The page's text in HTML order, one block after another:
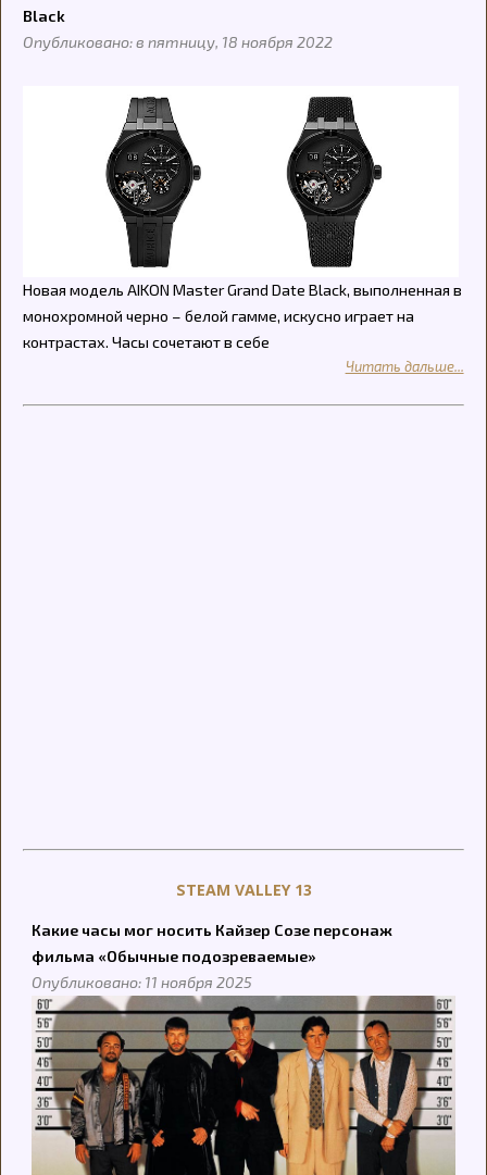
Black
Опубликовано: в пятницу, 18 ноября 2022
Новая модель AIKON Master Grand Date Black, выполненная в
монохромной черно – белой гамме, искусно играет на
контрастах. Часы сочетают в себе
Читать дальше...
STEAM VALLEY 13
Какие часы мог носить Кайзер Созе персонаж
фильма «Обычные подозреваемые»
Опубликовано: 11 ноября 2025